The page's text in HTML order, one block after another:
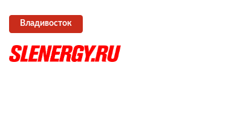
Владивосток